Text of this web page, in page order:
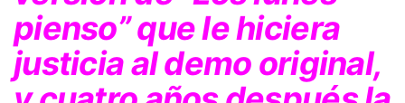
pienso” que le hiciera
justicia al demo original,